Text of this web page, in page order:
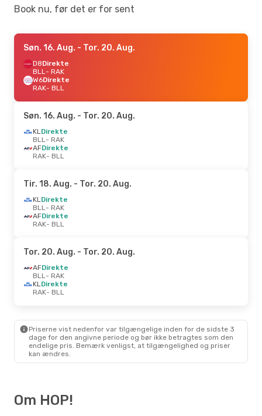
Book nu, før det er for sent
Søn. 16. Aug. - Tor. 20. Aug.
D8Direkte
BLL- RAK
W6Direkte
RAK- BLL
Søn. 16. Aug. - Tor. 20. Aug.
KLDirekte
BLL- RAK
AFDirekte
RAK- BLL
Tir. 18. Aug. - Tor. 20. Aug.
KLDirekte
BLL- RAK
AFDirekte
RAK- BLL
Tor. 20. Aug. - Tor. 20. Aug.
AFDirekte
BLL- RAK
KLDirekte
RAK- BLL
Priserne vist nedenfor var tilgængelige inden for de sidste 3
dage for den angivne periode og bør ikke betragtes som den
endelige pris. Bemærk venligst, at tilgængelighed og priser
kan ændres.
Om HOP!